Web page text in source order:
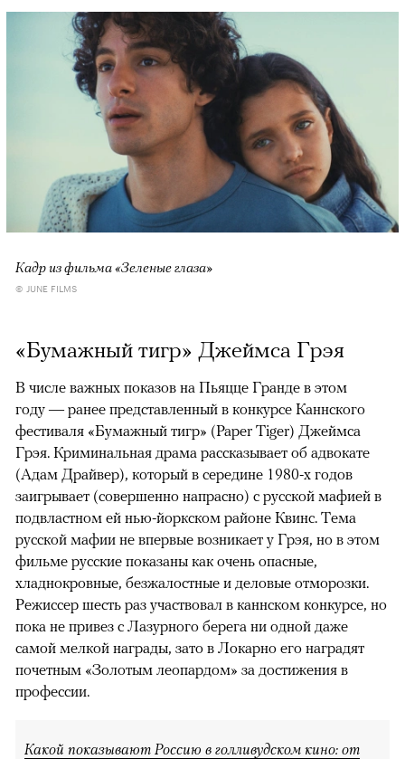
Кадр из фильма «Зеленые глаза»
© JUNE FILMS
«Бумажный тигр» Джеймса Грэя
В числе важных показов на Пьяцце Гранде в этом
году — ранее представленный в конкурсе Каннского
фестиваля «Бумажный тигр» (Paper Tiger) Джеймса
Грэя. Криминальная драма рассказывает об адвокате
(Адам Драйвер), который в середине 1980-х годов
заигрывает (совершенно напрасно) с русской мафией в
подвластном ей нью-йоркском районе Квинс. Тема
русской мафии не впервые возникает у Грэя, но в этом
фильме русские показаны как очень опасные,
хладнокровные, безжалостные и деловые отморозки.
Режиссер шесть раз участвовал в каннском конкурсе, но
пока не привез с Лазурного берега ни одной даже
самой мелкой награды, зато в Локарно его наградят
почетным «Золотым леопардом» за достижения в
профессии.
Какой показывают Россию в голливудском кино: от